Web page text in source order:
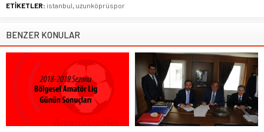
ETİKETLER: istanbul uzunköprüspor
BENZER KONULAR